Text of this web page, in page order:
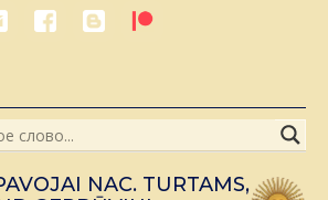
NAC. TURTAMS,